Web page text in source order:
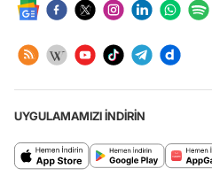
UYGULAMAMIZI İNDİRİN